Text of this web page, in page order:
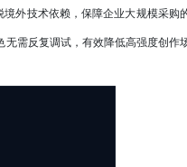
外技术依赖，保障企业大规模采购
需反复调试，有效降低高强度创作